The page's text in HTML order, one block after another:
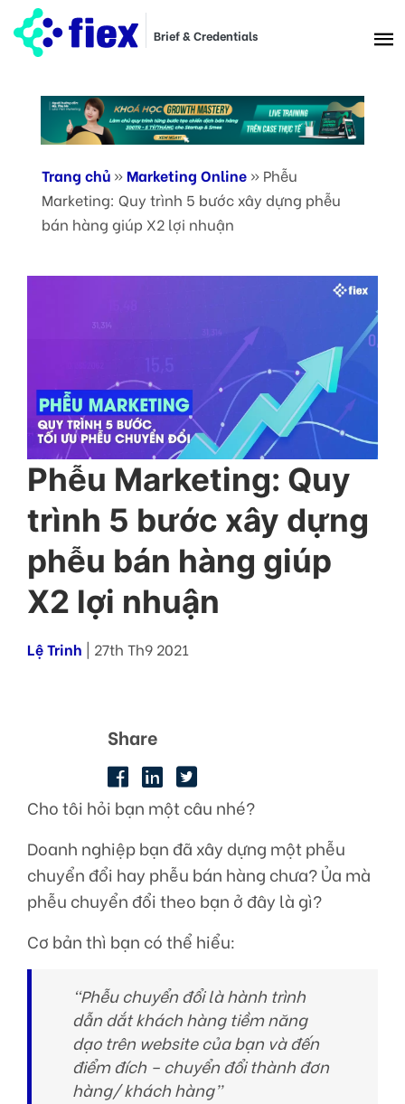
Brief & Credentials
Trang chủ »Marketing Online » Phễu
Marketing: Quy trình 5 bước xây dựng phễu
bán hàng giúp X2 lợi nhuận
Phễu Marketing: Quy
trình 5 bước xây dựng
phễu bán hàng giúp
X2 lợi nhuận
Lệ Trinh | 27th Th9 2021
Share
Cho tôi hỏi bạn một câu nhé?
Doanh nghiệp bạn đã xây dựng một phễu
chuyển đổi hay phễu bán hàng chưa? Ủa mà
phễu chuyển đổi theo bạn ở đây là gì?
Cơ bản thì bạn có thể hiểu:
“Phễu chuyển đổi là hành trình
dẫn dắt khách hàng tiềm năng
dạo trên website của bạn và đến
điểm đích – chuyển đổi thành đơn
hàng/ khách hàng”